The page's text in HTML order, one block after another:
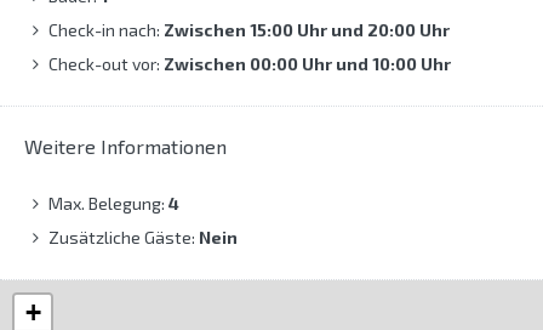
Check-in nach: Zwischen 15:00 Uhr und 20:00 Uhr
Check-out vor: Zwischen 00:00 Uhr und 10:00 Uhr
Weitere Informationen
Max. Belegung: 4
Zusätzliche Gäste: Nein
+